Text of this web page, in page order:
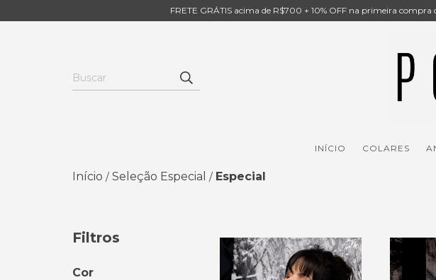
FRETE GRÁTIS acima de R$700 + 10% OFF na primeira
INÍCIO COLARES
Início / Seleção Especial / Especial
Filtros
Cor